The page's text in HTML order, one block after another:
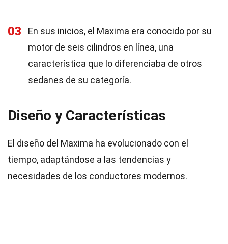
03
En sus inicios, el Maxima era conocido por su
motor de seis cilindros en línea, una
característica que lo diferenciaba de otros
sedanes de su categoría.
Diseño y Características
El diseño del Maxima ha evolucionado con el
tiempo, adaptándose a las tendencias y
necesidades de los conductores modernos.